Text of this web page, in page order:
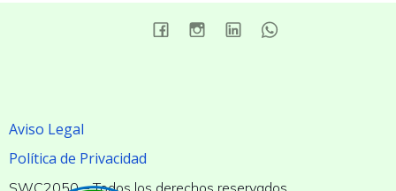
Aviso Legal
Política de Privacidad
SWC2050 – Todos los derechos reservados